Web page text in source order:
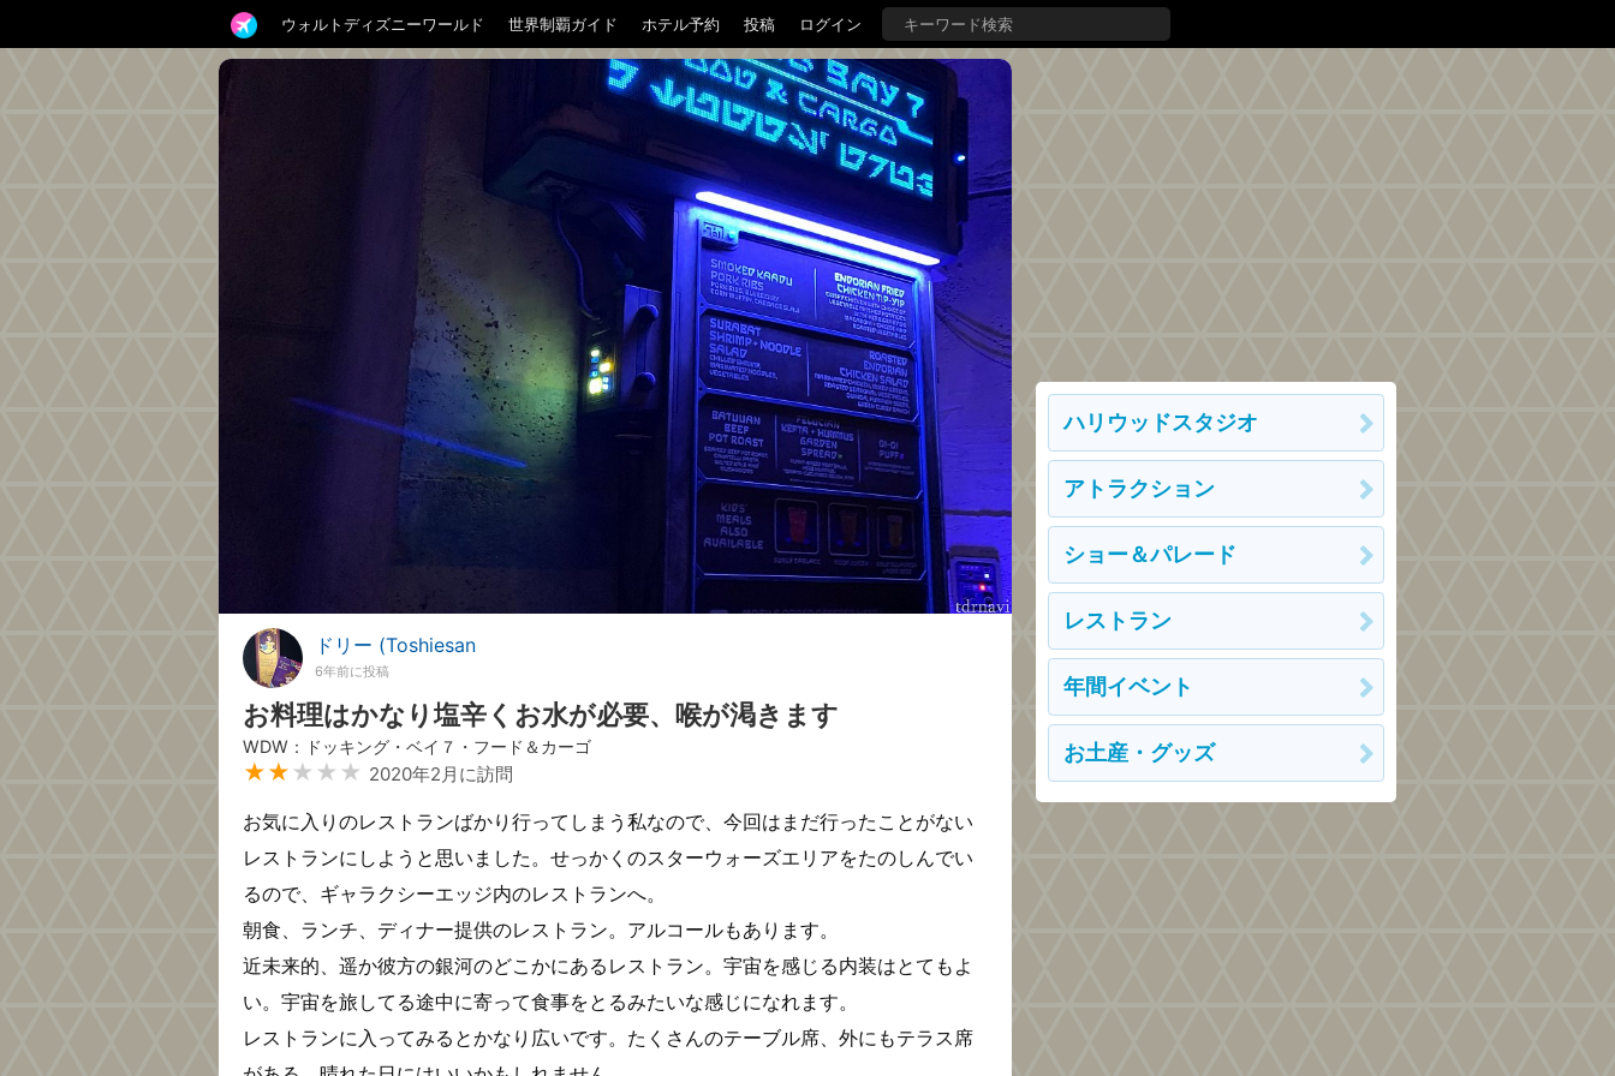
ウォルトディズニーワールド 世界制覇ガイド ホテル予約 投稿 ログイン
ドリー (Toshiesan
6年前に投稿
お料理はかなり塩辛くお水が必要、喉が渇きます
WDW：ドッキング・ベイ７・フード＆カーゴ
★★ ★★★ 2020年2月に訪問
お気に入りのレストランばかり行ってしまう私なので、今回はまだ行ったことがない
レストランにしようと思いました。せっかくのスターウォーズエリアをたのしんでい
るので、ギャラクシーエッジ内のレストランへ。
朝食、ランチ、ディナー提供のレストラン。アルコールもあります。
近未来的、遥か彼方の銀河のどこかにあるレストラン。宇宙を感じる内装はとてもよ
い。宇宙を旅してる途中に寄って食事をとるみたいな感じになれます。
レストランに入ってみるとかなり広いです。たくさんのテーブル席、外にもテラス席
ハリウッドスタジオ
アトラクション
ショー＆パレード
レストラン
年間イベント
お土産・グッズ